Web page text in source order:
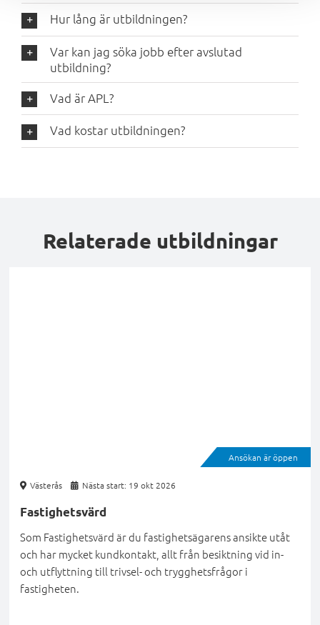
Hur lång är utbildningen?
Var kan jag söka jobb efter avslutad
utbildning?
Vad är APL?
Vad kostar utbildningen?
Relaterade utbildningar
Ansökan är öppen
Västerås Nästa start: 19 okt 2026
Fastighetsvärd
Som Fastighetsvärd är du fastighetsägarens ansikte utåt
och har mycket kundkontakt, allt från besiktning vid in-
och utflyttning till trivsel- och trygghetsfrågor i
fastigheten.